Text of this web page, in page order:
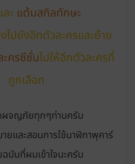
โ
ป
ละ แต้มสกิลทักษะ
ไปยังอีกตัวละครและย้าย
ครซีซั่นไปให้อีกตัวละครที่
ถูกเลือก
ผจญภัยทุกๆท่านครับ
ยและสอนการใช้นาฬิกาพุคาร์
บับที่ผมเข้าใจนะครับ